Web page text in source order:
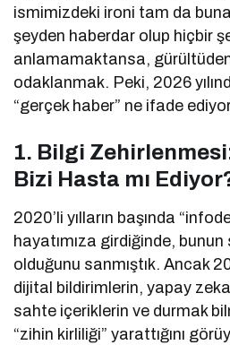
ismimizdeki ironi tam da
şeyden haberdar olup hiçbir
anlamamaktansa, gürültüden
odaklanmak. Peki, 2026
“gerçek haber” ne ifade
1. Bilgi
Bizi Hasta mı
2020’li yılların başında
hayatımıza girdiğinde,
olduğunu sanmıştık. Ancak
dijital bildirimlerin, yapay
sahte içeriklerin ve durmak
“zihin kirliliği” yarattığını